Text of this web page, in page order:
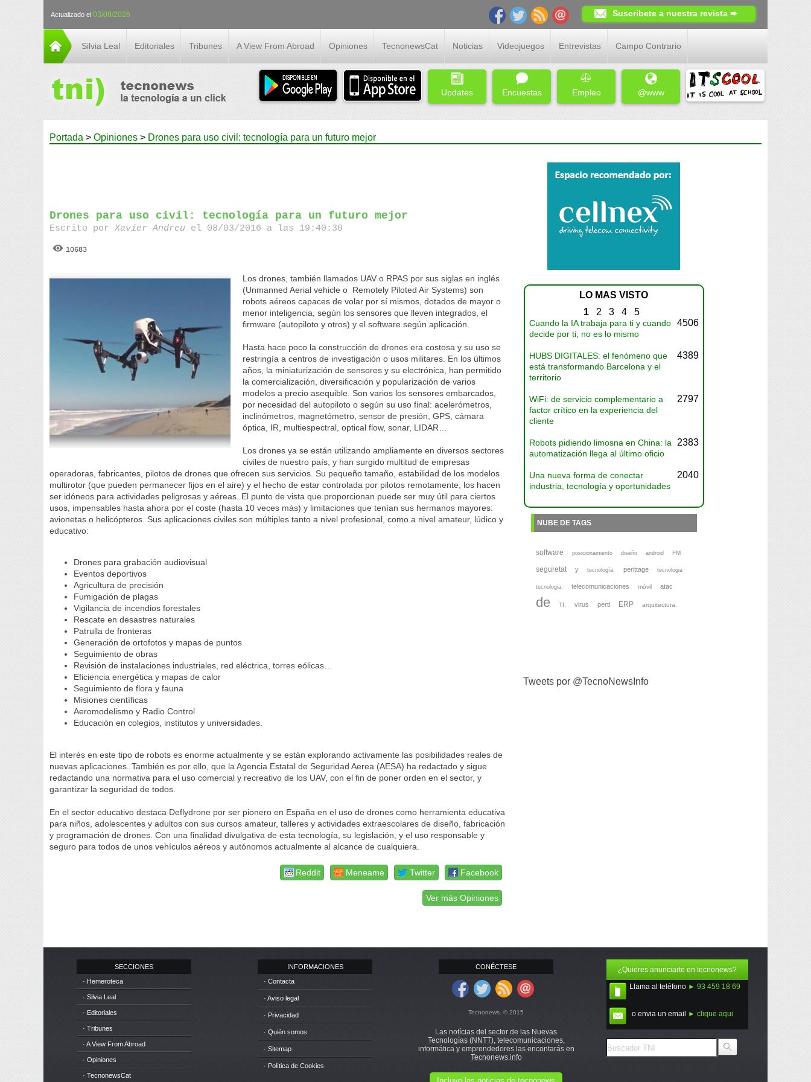
Actualizado el 03/08/2026 Suscríbete a nuestra revista ➨
Silvia Leal Editoriales Tribunes A View From Abroad Opiniones TecnonewsCat Noticias Videojuegos Entrevistas Campo Contrario
Updates Encuestas Empleo @www
Portada > Opiniones > Drones para uso civil: tecnología para un futuro mejor
Drones para uso civil: tecnología para un futuro mejor
Escrito porXavier Andreu el 08/03/2016 a las 19:40:30
10683
Los drones, también llamados UAV o RPAS por sus siglas en inglés
(Unmanned Aerial vehicle o Remotely Piloted Air Systems) son
robots aéreos capaces de volar por sí mismos, dotados de mayor o
menor inteligencia, según los sensores que lleven integrados, el
firmware (autopiloto y otros) y el software según aplicación.
Hasta hace poco la construcción de drones era costosa y su uso se
restringía a centros de investigación o usos militares. En los últimos
años, la miniaturización de sensores y su electrónica, han permitido
la comercialización, diversificación y popularización de varios
modelos a precio asequible. Son varios los sensores embarcados,
por necesidad del autopiloto o según su uso final: acelerómetros,
inclinómetros, magnetómetro, sensor de presión, GPS, cámara
óptica, IR, multiespectral, optical flow, sonar, LIDAR…
Los drones ya se están utilizando ampliamente en diversos sectores
civiles de nuestro país, y han surgido multitud de empresas
operadoras, fabricantes, pilotos de drones que ofrecen sus servicios. Su pequeño tamaño, estabilidad de los modelos
multirotor (que pueden permanecer fijos en el aire) y el hecho de estar controlada por pilotos remotamente, los hacen
ser idóneos para actividades peligrosas y aéreas. El punto de vista que proporcionan puede ser muy útil para ciertos
usos, impensables hasta ahora por el coste (hasta 10 veces más) y limitaciones que tenían sus hermanos mayores:
avionetas o helicópteros. Sus aplicaciones civiles son múltiples tanto a nivel profesional, como a nivel amateur, lúdico y
educativo:
Drones para grabación audiovisual
Eventos deportivos
Agricultura de precisión
Fumigación de plagas
Vigilancia de incendios forestales
Rescate en desastres naturales
Patrulla de fronteras
Generación de ortofotos y mapas de puntos
Seguimiento de obras
Revisión de instalaciones industriales, red eléctrica, torres eólicas…
Eficiencia energética y mapas de calor
Seguimiento de flora y fauna
Misiones científicas
Aeromodelismo y Radio Control
Educación en colegios, institutos y universidades.
El interés en este tipo de robots es enorme actualmente y se están explorando activamente las posibilidades reales de
nuevas aplicaciones. También es por ello, que la Agencia Estatal de Seguridad Aerea (AESA) ha redactado y sigue
redactando una normativa para el uso comercial y recreativo de los UAV, con el fin de poner orden en el sector, y
garantizar la seguridad de todos.
En el sector educativo destaca Deflydrone por ser pionero en España en el uso de drones como herramienta educativa
para niños, adolescentes y adultos con sus cursos amateur, talleres y actividades extraescolares de diseño, fabricación
y programación de drones. Con una finalidad divulgativa de esta tecnología, su legislación, y el uso responsable y
seguro para todos de unos vehículos aéreos y autónomos actualmente al alcance de cualquiera.
Facebook
Twitter
Meneame
Reddit
Ver más Opiniones
LO MAS VISTO
1 2 3 4 5
Cuando la IA trabaja para ti y cuando
decide por ti, no es lo mismo
4506
HUBS DIGITALES: el fenómeno que
está transformando Barcelona y el
territorio
4389
WiFi: de servicio complementario a
factor crítico en la experiencia del
cliente
2797
Robots pidiendo limosna en China: la
automatización llega al último oficio
2383
Una nueva forma de conectar
industria, tecnología y oportunidades
2040
NUBE DE TAGS
software posicionamiento diseño android FM
seguretat y tecnología, perittage tecnologia
tecnologia, telecomunicaciones móvil atac
de TI, virus perti ERP arquitectura,
Tweets por @TecnoNewsInfo
SECCIONES
· Hemeroteca
· Silvia Leal
· Editoriales
· Tribunes
· A View From Abroad
· Opiniones
· TecnonewsCat
INFORMACIONES
· Contacta
· Aviso legal
· Privacidad
· Quién somos
· Sitemap
· Política de Cookies
CONÉCTESE
Tecnonews. © 2015
Las notícias del sector de las Nuevas
Tecnologías (NNTT), telecomunicaciones,
informática y emprendedores las encontarás en
Tecnonews.info
¿Quieres anunciarte en tecnonews?
Llama al teléfono ► 93 459 18 69
o envia un email ► clique aqui